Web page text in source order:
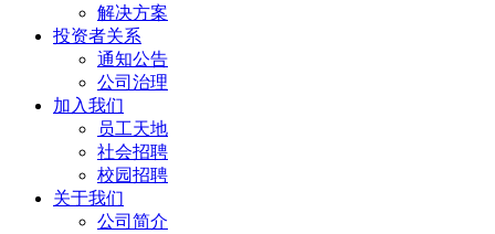
解决方案
投资者关系
通知公告
公司治理
加入我们
员工天地
社会招聘
校园招聘
关于我们
公司简介